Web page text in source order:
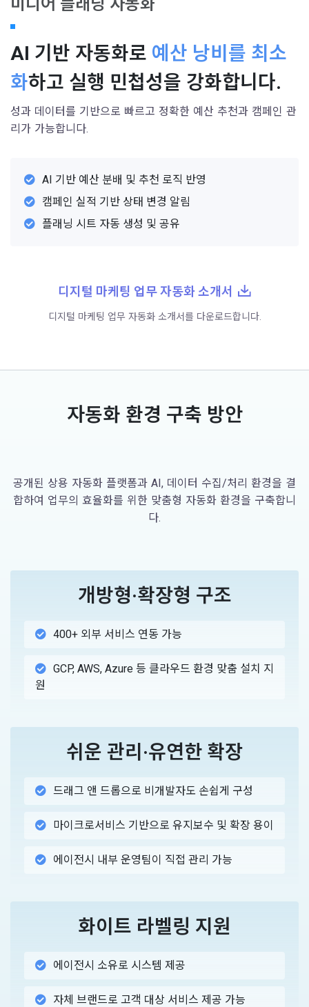
미디어 플래닝 자동화
AI 기반 자동화로 예산 낭비를 최소
화하고 실행 민첩성을 강화합니다.
성과 데이터를 기반으로 빠르고 정확한 예산 추천과 캠페인 관
리가 가능합니다.
AI 기반 예산 분배 및 추천 로직 반영
캠페인 실적 기반 상태 변경 알림
플래닝 시트 자동 생성 및 공유
디지털 마케팅 업무 자동화 소개서
디지털 마케팅 업무 자동화 소개서를 다운로드합니다.
자동화 환경 구축 방안
공개된 상용 자동화 플랫폼과 AI, 데이터 수집/처리 환경을 결
합하여 업무의 효율화를 위한 맞춤형 자동화 환경을 구축합니
다.
개방형·확장형 구조
400+ 외부 서비스 연동 가능
GCP, AWS, Azure 등 클라우드 환경 맞춤 설치 지
원
쉬운 관리·유연한 확장
드래그 앤 드롭으로 비개발자도 손쉽게 구성
마이크로서비스 기반으로 유지보수 및 확장 용이
에이전시 내부 운영팀이 직접 관리 가능
화이트 라벨링 지원
에이전시 소유로 시스템 제공
자체 브랜드로 고객 대상 서비스 제공 가능